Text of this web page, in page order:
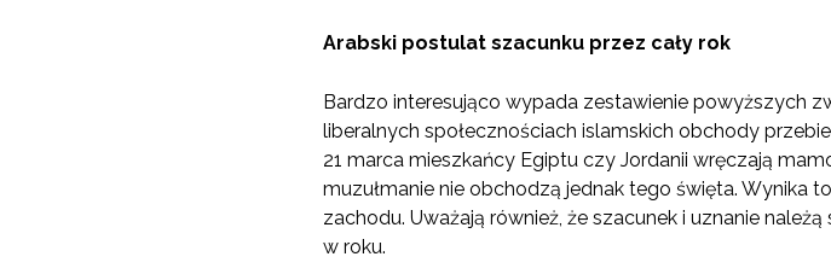
Arabski postulat szacunku przez cały rok
Bardzo interesująco wypada zestawienie powyższych
liberalnych społecznościach islamskich obchody
21 marca mieszkańcy Egiptu czy Jordanii wręczają
muzułmanie nie obchodzą jednak tego święta. Wynika
zachodu. Uważają również, że szacunek i uznanie
w roku.